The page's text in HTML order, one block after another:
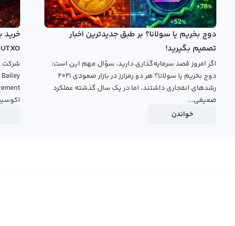
استفاده کنید. با استفاده از پلتفرم تبدیل سریع می‌توانید
یا آن را به دیگر ارزهای دیجیتال تبدیل کنید. همچنین در
معامله کنید و بهره‌برداری خود را افزایش دهید. بنابراین
در دنیای ارزهای دیجیتال بسیار مهم و قابل
دوج بخریم یا سولانا؟ بر طبق جدیدترین اخبار
تصمیم بگیرید!
اگر امروز قصد سرمایه‌گذاری دارید، سؤال مهم این است:
دوج بخریم یا سولانا؟ هر دو رمزارز در بازار صعودی ۲۰۲۱
رشدهای انفجاری داشتند، اما در یک سال گذشته عملکرد
ضعیفی...
خواندن
UTXO